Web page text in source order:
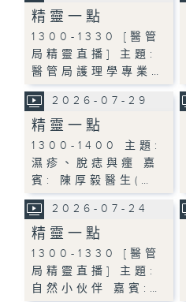
精靈一點
1300-1330 [醫管
局精靈直播] 主題:
醫管局護理學專業…
2026-07-29
精靈一點
1300-1400 主題:
濕疹、脫痣與癦 嘉
賓: 陳厚毅醫生(…
2026-07-24
精靈一點
1300-1330 [醫管
局精靈直播] 主題:
自然小伙伴 嘉賓:…